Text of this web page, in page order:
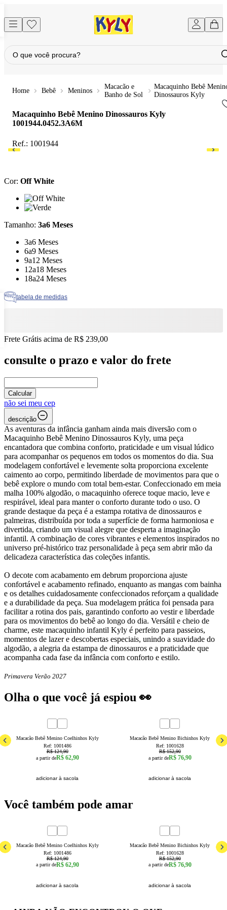
Bebê Meninos
Macacão e
Banho de Sol
Macaquinho Bebê
Dinossauros Kyly
Macaquinho Bebê Menino Dinossauros Kyly
1001944.0452.3A6M
Ref.: 1001944
Cor: Off White
Cor: Off White
Cor: Verde
Tamanho: 3a6 Meses
Tamanho: 3a6 Meses
3a6 Meses
Tamanho: 6a9 Meses
6a9 Meses
Tamanho: 9a12 Meses
9a12 Meses
Tamanho: 12a18 Meses
12a18 Meses
Tamanho: 18a24 Meses
18a24 Meses
tabela de medidas
Frete Grátis acima de R$ 239,00
consulte o prazo e valor do frete
Calcular
não sei meu cep
descrição
As aventuras da infância ganham ainda mais diversão com o
Macaquinho Bebê Menino Dinossauros Kyly, uma peça
encantadora que combina conforto, praticidade e um visual lúdico
para acompanhar os pequenos em todos os momentos do dia. Sua
modelagem confortável e levemente solta proporciona excelente
caimento ao corpo, permitindo liberdade de movimentos para que o
bebê explore o mundo com total bem-estar. Confeccionado em meia
malha 100% algodão, o macaquinho oferece toque macio, leve e
respirável, ideal para manter o conforto durante todo o uso. O
grande destaque da peça é a estampa rotativa de dinossauros e
palmeiras, distribuída por toda a superfície de forma harmoniosa e
divertida, criando um visual alegre que desperta a imaginação
infantil. A combinação de cores vibrantes e elementos inspirados no
universo pré-histórico traz personalidade à peça sem abrir mão da
delicadeza característica das coleções infantis.
O decote com acabamento em debrum proporciona ajuste
confortável e acabamento refinado, enquanto as mangas com bainha
e os detalhes cuidadosamente confeccionados reforçam a qualidade
e a durabilidade da peça. Sua modelagem prática foi pensada para
facilitar a rotina dos pais, garantindo conforto ao vestir e liberdade
para os movimentos do bebê ao longo do dia. Versátil e cheio de
charme, este macaquinho infantil Kyly é perfeito para passeios,
momentos de lazer e descobertas especiais, unindo a suavidade do
algodão, a alegria da estampa de dinossauros e a praticidade que
acompanha cada fase da infância com conforto e estilo.
Primavera Verão 2027
Olha o que você já espiou 👀
Macacão Bebê Menino Coelhinhos Kyly
Ref: 1001486
R$ 124,90
a partir deR$ 62,90
adicionar à sacola
Macacão Bebê Menino Bichinhos Kyly
Ref: 1001628
R$ 152,90
a partir deR$ 76,90
adicionar à sacola
Você também pode amar
Macacão Bebê Menino Coelhinhos Kyly
Ref: 1001486
R$ 124,90
a partir deR$ 62,90
adicionar à sacola
Macacão Bebê Menino Bichinhos Kyly
Ref: 1001628
R$ 152,90
a partir deR$ 76,90
adicionar à sacola